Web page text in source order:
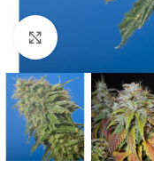
Click to enlarge